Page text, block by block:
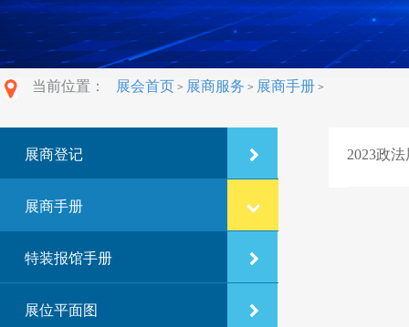
当前位置： 展会首页 > 展商服务 > 展商手册 >
展商登记
展商手册
特装报馆手册
展位平面图
2023政